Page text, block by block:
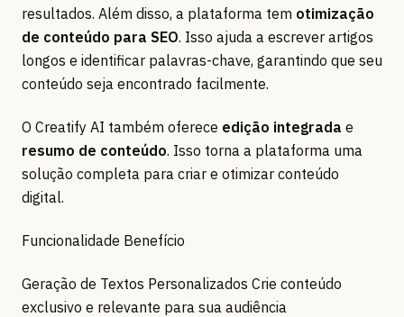
resultados. Além disso, a plataforma tem otimização
de conteúdo para SEO. Isso ajuda a escrever artigos
longos e identificar palavras-chave, garantindo que seu
conteúdo seja encontrado facilmente.
O Creatify AI também oferece edição integrada e
resumo de conteúdo. Isso torna a plataforma uma
solução completa para criar e otimizar conteúdo
digital.
Funcionalidade Benefício
Geração de Textos Personalizados Crie conteúdo
exclusivo e relevante para sua audiência